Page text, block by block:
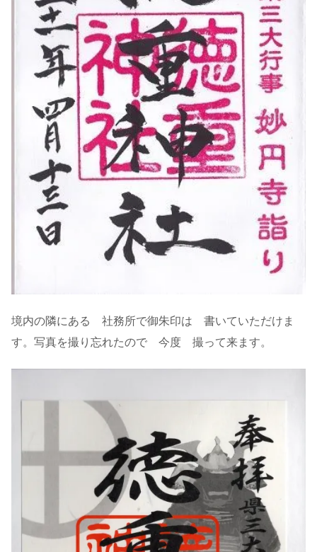
境内の隣にある 社務所で御朱印は 書いていただけま
す。写真を撮り忘れたので 今度 撮って来ます。